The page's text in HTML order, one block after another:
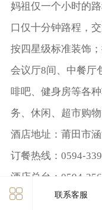
妈祖仅一个小时的
口仅十分钟路程，
按四星级标准装饰
会议厅8间、中餐厅
啡吧、健身房等各
务、休闲、超市购
酒店地址：莆田市
订餐热线：0594-
酒店总台：0594-
联系客服